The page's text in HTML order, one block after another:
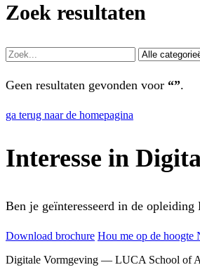
Zoek resultaten
Geen resultaten gevonden voor “”.
ga terug naar de homepagina
Interesse in
Ben je geïnteresseerd in de
Download brochure Hou me op de hoogte
Footer
Digitale Vormgeving — LUCA School of